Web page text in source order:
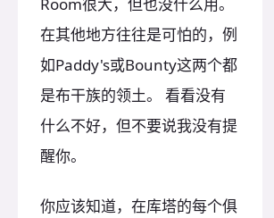
在其他地方往往是可怕的，例
如Paddy's或Bounty这两个都
是布干族的领土。 看看没有
什么不好，但不要说我没有提
醒你。
你应该知道，在库塔的每个俱